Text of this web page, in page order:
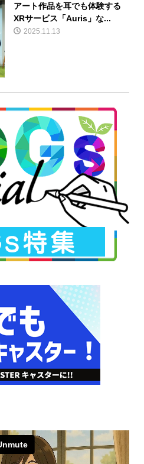
アート作品を耳でも体験する
XRサービス「Auris」な...
2025.11.13